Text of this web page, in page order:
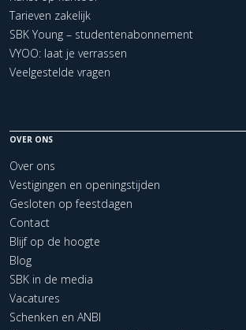
Tarieven zakelijk
SBK Young – studentenabonnement
VYOO: laat je verrassen
Veelgestelde vragen
OVER ONS
Over ons
Vestigingen en openingstijden
Gesloten op feestdagen
Contact
Blijf op de hoogte
Blog
SBK in de media
Vacatures
Schenken en ANBI